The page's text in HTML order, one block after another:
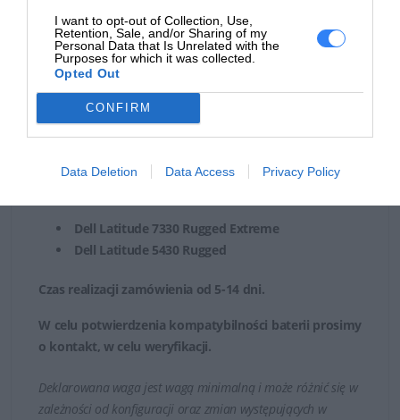
I want to opt-out of Collection, Use,
Retention, Sale, and/or Sharing of my
Personal Data that Is Unrelated with the
Purposes for which it was collected.
Opted Out
CONFIRM
Data Deletion Data Access Privacy Policy
: 11.4V
Pojemność: 53.5Wh (4457mAh)
Liczba ogniw: 3-cell
Numer części
Stan: Nowa, oryginalna bateria
Kompatybilność
Bateria Dell M0TN3 jest kompatybilna z następującymi
Dell Latitude 7330 Rugged Extreme
Dell Latitude 5430 Rugged
Czas realizacji zamówienia od 5-14 dni.
W celu potwierdzenia kompatybilności baterii prosimy
o kontakt, w celu weryfikacji.
Deklarowana waga jest wagą minimalną i może różnić się w
zależności od konfiguracji oraz zmian występujących w